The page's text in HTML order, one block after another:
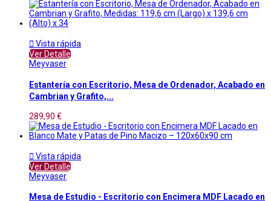
 Vista rápida
Ver Detalle
Meyvaser
Estantería con Escritorio, Mesa de Ordenador, Acabado en
Cambrian y Grafito,...
289,90 €
 Vista rápida
Ver Detalle
Meyvaser
Mesa de Estudio - Escritorio con Encimera MDF Lacado en